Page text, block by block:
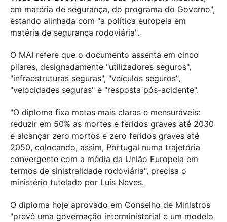
em matéria de segurança, do programa do Governo",
estando alinhada com "a política europeia em
matéria de segurança rodoviária".
O MAI refere que o documento assenta em cinco
pilares, designadamente "utilizadores seguros",
"infraestruturas seguras", "veículos seguros",
"velocidades seguras" e "resposta pós-acidente".
"O diploma fixa metas mais claras e mensuráveis:
reduzir em 50% as mortes e feridos graves até 2030
e alcançar zero mortos e zero feridos graves até
2050, colocando, assim, Portugal numa trajetória
convergente com a média da União Europeia em
termos de sinistralidade rodoviária", precisa o
ministério tutelado por Luís Neves.
O diploma hoje aprovado em Conselho de Ministros
"prevê uma governação interministerial e um modelo